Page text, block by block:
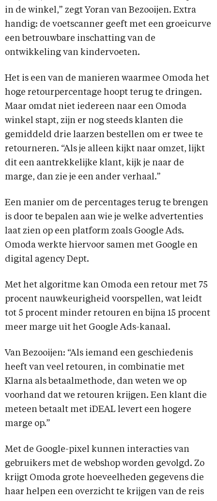
in de winkel,” zegt Yoran van Bezooijen. Extra
handig: de voetscanner geeft met een groeicurve
een betrouwbare inschatting van de
ontwikkeling van kindervoeten.
Het is een van de manieren waarmee Omoda het
hoge retourpercentage hoopt terug te dringen.
Maar omdat niet iedereen naar een Omoda
winkel stapt, zijn er nog steeds klanten die
gemiddeld drie laarzen bestellen om er twee te
retourneren. “Als je alleen kijkt naar omzet, lijkt
dit een aantrekkelijke klant, kijk je naar de
marge, dan zie je een ander verhaal.”
Een manier om de percentages terug te brengen
is door te bepalen aan wie je welke advertenties
laat zien op een platform zoals Google Ads.
Omoda werkte hiervoor samen met Google en
digital agency Dept.
Met het algoritme kan Omoda een retour met 75
procent nauwkeurigheid voorspellen, wat leidt
tot 5 procent minder retouren en bijna 15 procent
meer marge uit het Google Ads-kanaal.
Van Bezooijen: “Als iemand een geschiedenis
heeft van veel retouren, in combinatie met
Klarna als betaalmethode, dan weten we op
voorhand dat we retouren krijgen. Een klant die
meteen betaalt met iDEAL levert een hogere
marge op.”
Met de Google-pixel kunnen interacties van
gebruikers met de webshop worden gevolgd. Zo
krijgt Omoda grote hoeveelheden gegevens die
haar helpen een overzicht te krijgen van de reis